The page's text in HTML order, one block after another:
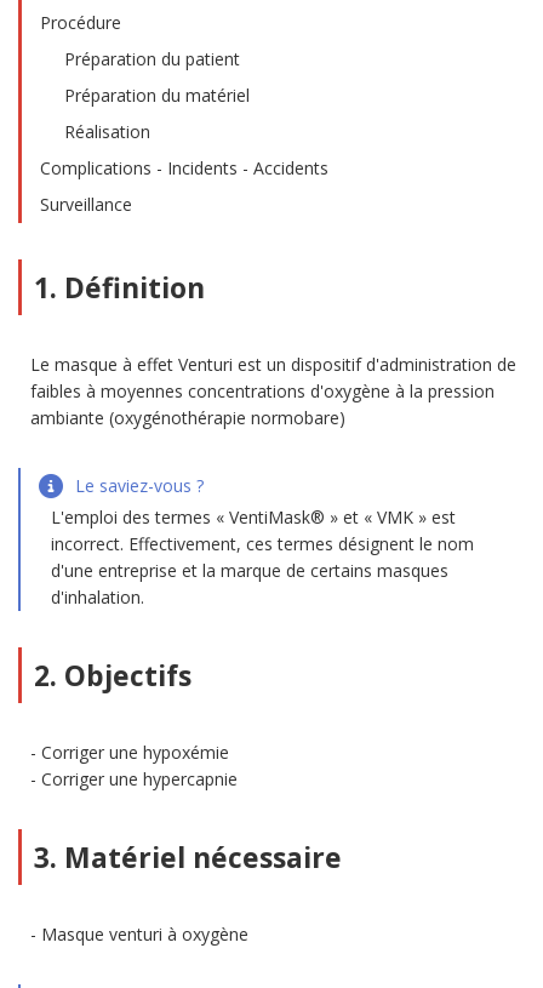
Procédure
Préparation du patient
Préparation du matériel
Réalisation
Complications - Incidents - Accidents
Surveillance
1. Définition
Le masque à effet Venturi est un dispositif d'administration de
faibles à moyennes concentrations d'oxygène à la pression
ambiante (oxygénothérapie normobare)
Le saviez-vous ?
L'emploi des termes « VentiMask® » et « VMK » est
incorrect. Effectivement, ces termes désignent le nom
d'une entreprise et la marque de certains masques
d'inhalation.
2. Objectifs
Corriger une hypoxémie
Corriger une hypercapnie
3. Matériel nécessaire
Masque venturi à oxygène